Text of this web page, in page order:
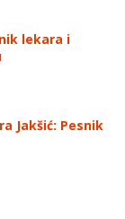
lekara i
Jakšić: Pesnik